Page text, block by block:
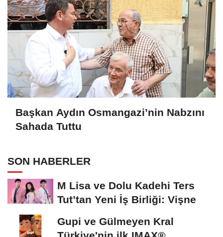
Başkan Aydın Osmangazi’nin Nabzını
Sahada Tuttu
SON HABERLER
M Lisa ve Dolu Kadehi Ters
Tut’tan Yeni İş Birliği: Vişne
Gupi ve Gülmeyen Kral